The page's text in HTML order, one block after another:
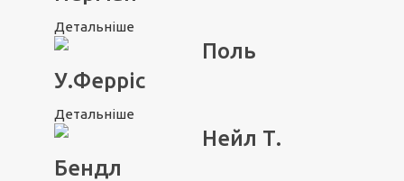
Детальніше
Поль
У.Ферріс
Детальніше
Нейл Т.
Бендл